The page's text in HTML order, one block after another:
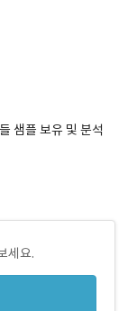
샘플 보유 및 분석
세요.